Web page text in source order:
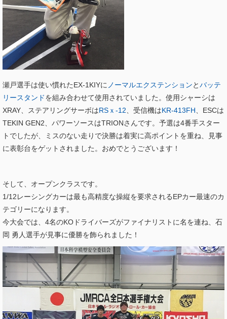
瀬戸選手は使い慣れたEX-1KIYに ノーマルエクステンションとバッテ
リースタンドを組み合わせて使用されていました。使用シャーシは
XRAY、ステアリングサーボはRSｘ-12 、受信機はKR-413FH 、ESCは
TEKIN GEN2、パワーソースはTRIONさんです。予選は4番手スター
トでしたが、ミスのない走りで決勝は着実に高ポイントを重ね、見事
に表彰台をゲットされました。おめでとうございます！
そして、オープンクラスです。
1/12レーシングカーは最も高精度な操縦を要求されるEPカー最速のカ
テゴリーになります。
今大会では、4名のKOドライバーズがファイナリストに名を連ね、石
岡 勇人選手が見事に優勝を飾られました！